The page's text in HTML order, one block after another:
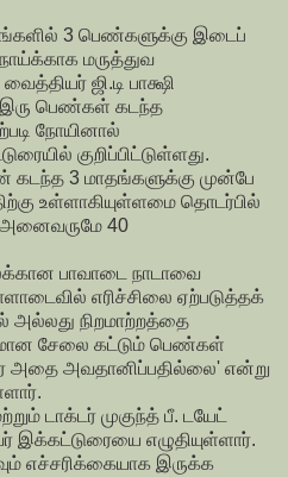
3 பெண்களுக்கு இடைப்
மருத்துவ
ஜி.டி பாக்ஷி
இரு பெண்கள் கடந்த
நோயினால்
குறிப்பிட்டுள்ளது.
3 மாதங்களுக்கு முன்பே
உள்ளாகியுள்ளமை தொடர்பில்
40
பாவாடை நாடாவை
எரிச்சிலை ஏற்படுத்தக்
அல்லது நிறமாற்றத்தை
சேலை கட்டும் பெண்கள்
அதை அவதானிப்பதில்லை' என்று
டாக்டர் முகுந்த் பீ. டயேட்
எழுதியுள்ளார்.
எச்சரிக்கையாக இருக்க